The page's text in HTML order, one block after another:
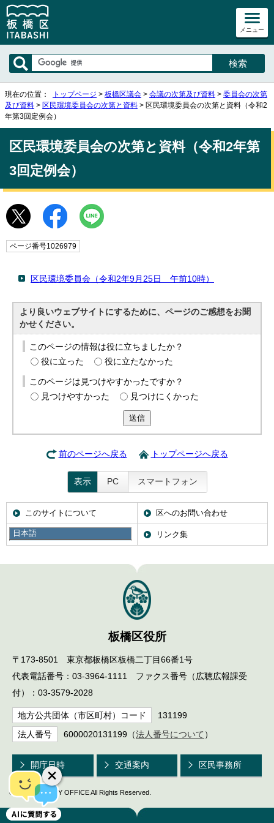
メニュー
日本語
日本語
現在の位置： トップページ > 板橋区議会 > 会議の次第及び資料 > 委員会の次第
及び資料 > 区民環境委員会の次第と資料 > 区民環境委員会の次第と資料（令和2
年第3回定例会）
区民環境委員会の次第と資料（令和2年第
3回定例会）
ページ番号1026979
区民環境委員会（令和2年9月25日 午前10時）
より良いウェブサイトにするために、ページのご感想をお聞
かせください。
このページの情報は役に立ちましたか？
役に立った
役に立たなかった
このページは見つけやすかったですか？
見つけやすかった
見つけにくかった
送信
前のページへ戻る トップページへ戻る
表示 PC スマートフォン
このサイトについて 区へのお問い合わせ
携帯サイト リンク集
板橋区役所
〒173-8501 東京都板橋区板橋二丁目66番1号
代表電話番号：03-3964-1111 ファクス番号（広聴広報課受
付）：03-3579-2028
地方公共団体（市区町村）コード 131199
法人番号 6000020131199（法人番号について ）
開庁日時 交通案内 区民事務所
© ITABASHI CITY OFFICE All Rights Reserved.